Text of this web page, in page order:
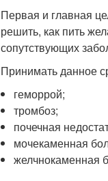
Первая и главная
решить, как пить
сопутствующих
Принимать данное
геморрой;
тромбоз;
почечная
мочекаменная
желчнокаменная